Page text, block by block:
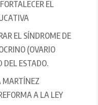
EL
EL SÍNDROME DE
(OVARIO
DEL ESTADO.
MARTÍNEZ
A LA LEY